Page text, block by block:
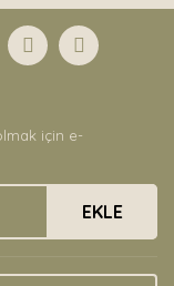
için e-
EKLE